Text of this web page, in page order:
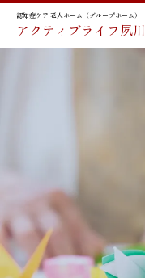
認知症ケア 老人ホーム（グループホーム）
アクティブライフ夙川